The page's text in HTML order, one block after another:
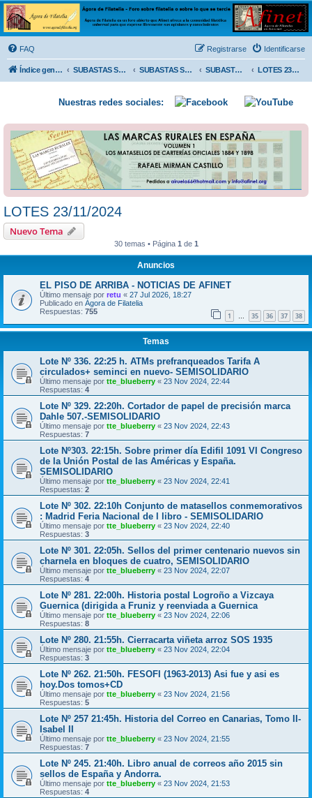
Ágora de Filatelia
Foro sobre filatelia o sobre lo que se tercie. Ágora de Filatelia es un foro abierto que Afinet
ofrece a la comunidad filatélica universal para que exprese libremente sus opiniones y
conocimientos
FAQ Identificarse
Registrarse
Índice general SUBASTAS SOLIDARIAS (In memoriam MENDOZA) SUBASTAS SOLIDARIAS 2025 y anteriores SUBASTAS SOLIDARIAS 2024 LOTES 23/11/2024
Nuestras redes sociales:
LOTES 23/11/2024
Nuevo Tema
30 temas • Página 1 de 1
Anuncios
EL PISO DE ARRIBA - NOTICIAS DE AFINET
Último mensaje por retu « 27 Jul 2026, 18:27
Publicado en Ágora de Filatelia
Respuestas: 755 1 … 35 36 37 38
Temas
Lote Nº 336. 22:25 h. ATMs prefranqueados Tarifa A
circulados+ seminci en nuevo- SEMISOLIDARIO
Último mensaje por tte_blueberry « 23 Nov 2024, 22:44
Respuestas: 4
Lote Nº 329. 22:20h. Cortador de papel de precisión marca
Dahle 507.-SEMISOLIDARIO
Último mensaje por tte_blueberry « 23 Nov 2024, 22:43
Respuestas: 7
Lote Nº303. 22:15h. Sobre primer día Edifil 1091 VI Congreso
de la Unión Postal de las Américas y España.
SEMISOLIDARIO
Último mensaje por tte_blueberry « 23 Nov 2024, 22:41
Respuestas: 2
Lote Nº 302. 22:10h Conjunto de matasellos conmemorativos
: Madrid Feria Nacional de l libro - SEMISOLIDARIO
Último mensaje por tte_blueberry « 23 Nov 2024, 22:40
Respuestas: 3
Lote Nº 301. 22:05h. Sellos del primer centenario nuevos sin
charnela en bloques de cuatro, SEMISOLIDARIO
Último mensaje por tte_blueberry « 23 Nov 2024, 22:07
Respuestas: 4
Lote Nº 281. 22:00h. Historia postal Logroño a Vizcaya
Guernica (dirigida a Fruniz y reenviada a Guernica
Último mensaje por tte_blueberry « 23 Nov 2024, 22:06
Respuestas: 8
Lote Nº 280. 21:55h. Cierracarta viñeta arroz SOS 1935
Último mensaje por tte_blueberry « 23 Nov 2024, 22:04
Respuestas: 3
Lote Nº 262. 21:50h. FESOFI (1963-2013) Asi fue y asi es
hoy.Dos tomos+CD
Último mensaje por tte_blueberry « 23 Nov 2024, 21:56
Respuestas: 5
Lote Nº 257 21:45h. Historia del Correo en Canarias, Tomo II-
Isabel II
Último mensaje por tte_blueberry « 23 Nov 2024, 21:55
Respuestas: 7
Lote Nº 245. 21:40h. Libro anual de correos año 2015 sin
sellos de España y Andorra.
Último mensaje por tte_blueberry « 23 Nov 2024, 21:53
Respuestas: 4